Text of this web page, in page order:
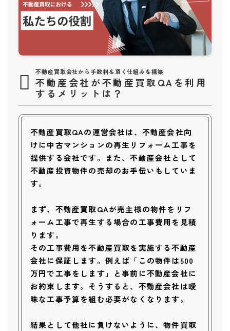
不動産買取会社から手数料を頂く仕組みを構築
不動産会社が不動産買取QAを利用
するメリットは？
不動産買取QAの運営会社は、不動産会社向
けに中古マンションの再生リフォーム工事を
提供する会社です。また、不動産会社として
不動産投資物件の売却のお手伝いもしていま
す。
まず、不動産買取QAが売主様の物件をリフ
ォーム工事で再生する場合の工事費用を見積
ります。
その工事費用を不動産買取を実施する不動産
会社に保証します。例えば「この物件は500
万円で工事をします」と事前に不動産会社に
お約束します。そうすると、不動産会社は曖
昧な工事予算を組む必要がなくなります。
結果として他社に負けないように、物件買取